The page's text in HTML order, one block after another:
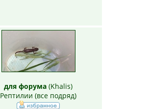
для форума (Khalis)
Рептилии (все подряд)